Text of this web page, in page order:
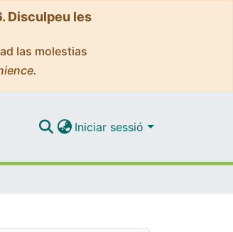
Disculpeu les
las molestias
Iniciar sessió